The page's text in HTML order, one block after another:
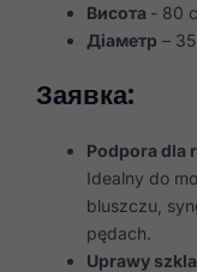
Висота - 80
Діаметр –
Заявка:
Podpora dla
Idealny do
bluszczu,
pędach.
Uprawy